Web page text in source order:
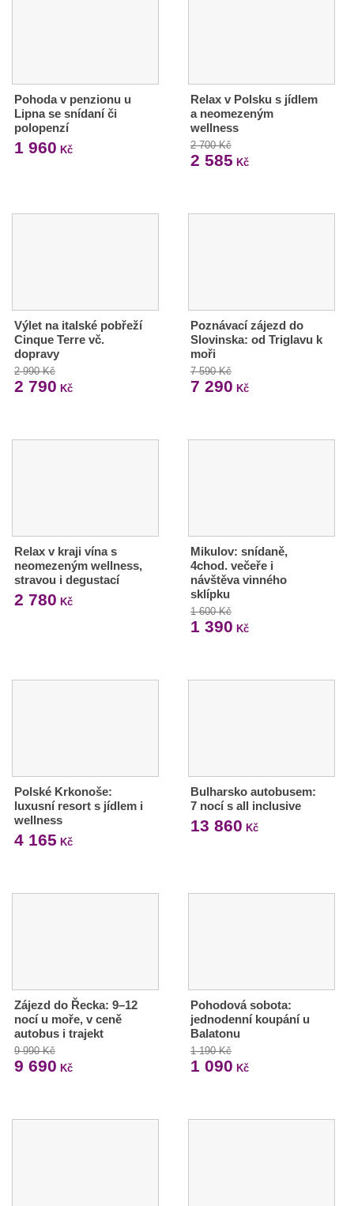
Pohoda v penzionu u
Lipna se snídaní či
polopenzí
1 960 Kč
Relax v Polsku s jídlem
a neomezeným
wellness
2 700 Kč
2 585 Kč
Výlet na italské pobřeží
Cinque Terre vč.
dopravy
2 990 Kč
2 790 Kč
Poznávací zájezd do
Slovinska: od Triglavu k
moři
7 590 Kč
7 290 Kč
Relax v kraji vína s
neomezeným wellness,
stravou i degustací
2 780 Kč
Mikulov: snídaně,
4chod. večeře i
návštěva vinného
sklípku
1 600 Kč
1 390 Kč
Polské Krkonoše:
luxusní resort s jídlem i
wellness
4 165 Kč
Bulharsko autobusem:
7 nocí s all inclusive
13 860 Kč
Zájezd do Řecka: 9–12
nocí u moře, v ceně
autobus i trajekt
9 990 Kč
9 690 Kč
Pohodová sobota:
jednodenní koupání u
Balatonu
1 190 Kč
1 090 Kč